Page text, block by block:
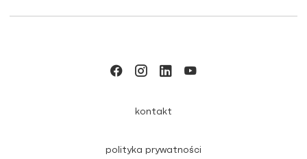
kontakt
polityka prywatności